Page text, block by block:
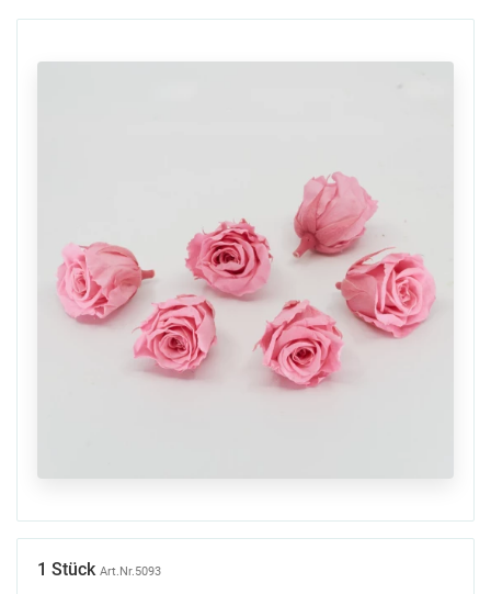
1 Stück Art.Nr.5093